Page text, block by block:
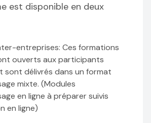
est disponible en deux
entreprises: Ces formations
ouverts aux participants
sont délivrés dans un format
mixte. (Modules
en ligne à préparer suivis
en ligne)